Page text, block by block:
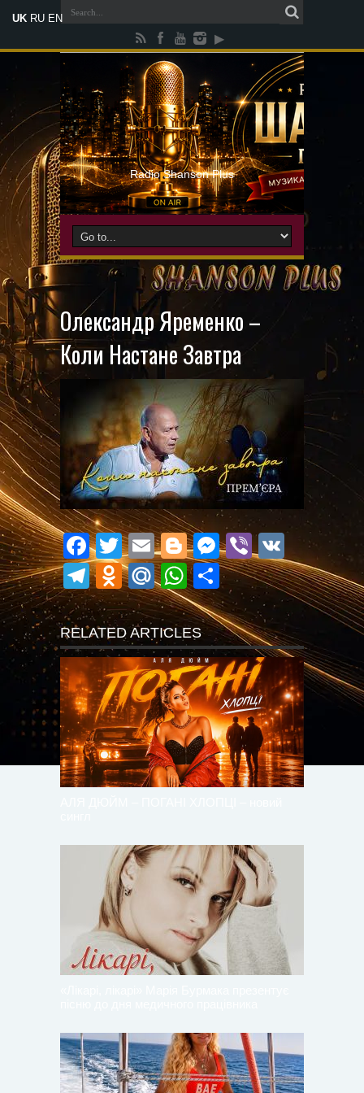
Radio Shanson Plus
Олександр Яременко –
Коли Настане Завтра
Facebook
Twitter
EmailBlogger
Messenger
Viber
VK
Telegram
Odnoklassniki
Mail.Ru
WhatsApp
Поділитися
RELATED ARTICLES
UK RU EN